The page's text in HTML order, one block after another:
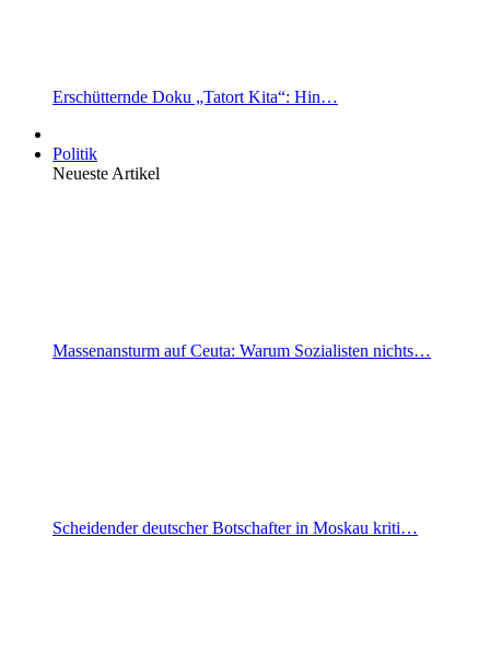
Erschütternde Doku „Tatort Kita“: Hin…
Politik
Neueste Artikel
Massenansturm auf Ceuta: Warum Sozialisten nichts…
Scheidender deutscher Botschafter in Moskau kriti…